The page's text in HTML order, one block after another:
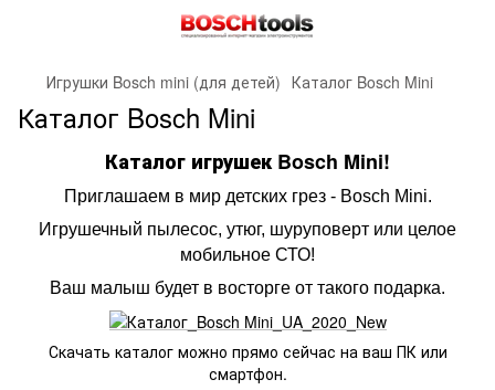
Игрушки Bosch mini (для детей) Каталог Bosch Mini
Каталог Bosch Mini
Каталог игрушек Bosch Mini!
Приглашаем в мир детских грез - Bosch Mini.
Игрушечный пылесос, утюг, шуруповерт или целое
мобильное СТО!
Ваш малыш будет в восторге от такого подарка.
Скачать каталог можно прямо сейчас на ваш ПК или
смартфон.